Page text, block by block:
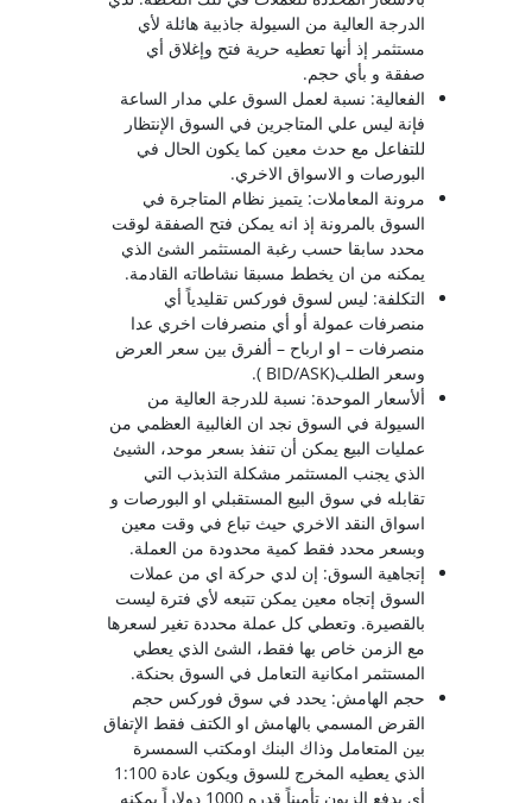
الدرجة العالية من السيولة جاذبية هائلة لأي
مستثمر إذ أنها تعطيه حرية فتح وإغلاق أي
صفقة و بأي حجم.
الفعالية: نسبة لعمل السوق علي مدار الساعة
فإنة ليس علي المتاجرين في السوق الإنتظار
للتفاعل مع حدث معين كما يكون الحال في
البورصات و الاسواق الاخري.
مرونة المعاملات: يتميز نظام المتاجرة في
السوق بالمرونة إذ انه يمكن فتح الصفقة لوقت
محدد سابقا حسب رغبة المستثمر الشئ الذي
يمكنه من ان يخطط مسبقا نشاطاته القادمة.
التكلفة: ليس لسوق فوركس تقليدياً أي
منصرفات عمولة أو أي منصرفات اخري عدا
منصرفات – او ارباح – ألفرق بين سعر العرض
وسعر الطلب(BID/ASK ).
ألأسعار الموحدة: نسبة للدرجة العالية من
السيولة في السوق نجد ان الغالبية العظمي من
عمليات البيع يمكن أن تنفذ بسعر موحد، الشيئ
الذي يجنب المستثمر مشكلة التذبذب التي
تقابله في سوق البيع المستقبلي او البورصات و
اسواق النقد الاخري حيث تباع في وقت معين
وبسعر محدد فقط كمية محدودة من العملة.
إتجاهية السوق: إن لدي حركة اي من عملات
السوق إتجاه معين يمكن تتبعه لأي فترة ليست
بالقصيرة. وتعطي كل عملة محددة تغير لسعرها
مع الزمن خاص بها فقط، الشئ الذي يعطي
المستثمر امكانية التعامل في السوق بحنكة.
حجم الهامش: يحدد في سوق فوركس حجم
القرض المسمي بالهامش او الكتف فقط الإتفاق
بين المتعامل وذاك البنك اومكتب السمسرة
الذي يعطيه المخرج للسوق ويكون عادة 1:100
أي بدفع الزبون تأميناً قدره 1000 دولاراً يمكنه